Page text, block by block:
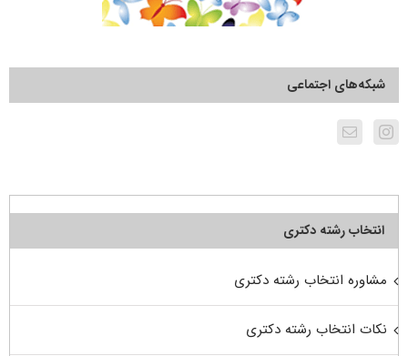
شبکه‌های اجتماعی
انتخاب رشته دکتری
مشاوره انتخاب رشته دکتری
نکات انتخاب رشته دکتری